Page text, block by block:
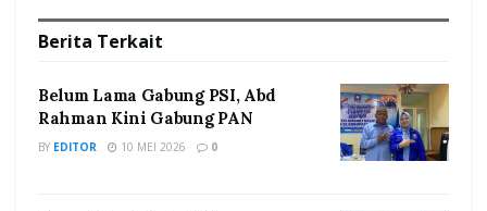
Berita Terkait
Belum Lama Gabung PSI, Abd
Rahman Kini Gabung PAN
BY EDITOR 10 MEI 2026 0